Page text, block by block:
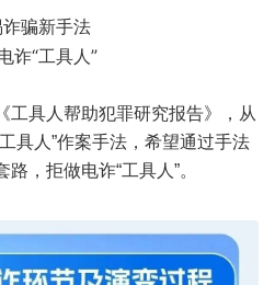
骗新手法
诈“工具人”
工具人帮助犯罪研究报告》，从
具人”作案手法，希望通过手法
，拒做电诈“工具人”。